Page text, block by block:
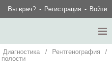
Вы врач? Регистрация Войти
Диагностика / Рентгенография
/